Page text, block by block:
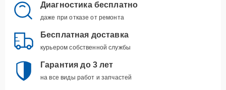
Диагностика бесплатно
даже при отказе от ремонта
Бесплатная доставка
курьером собственной службы
Гарантия до 3 лет
на все виды работ и запчастей